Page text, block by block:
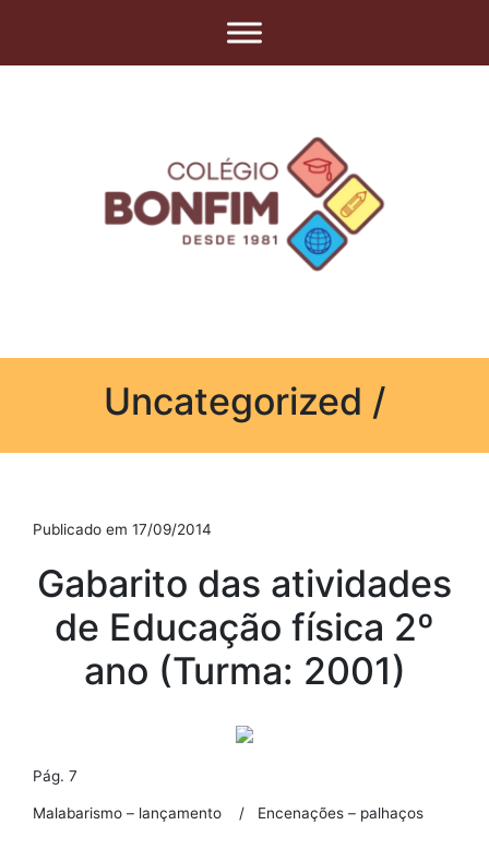
Uncategorized /
Publicado em 17/09/2014
Gabarito das atividades
de Educação física 2º
ano (Turma: 2001)
Pág. 7
Malabarismo – lançamento / Encenações – palhaços